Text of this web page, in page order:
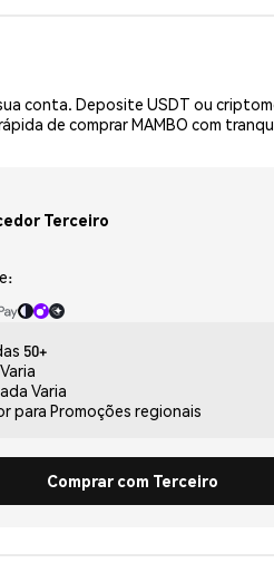
conta. Deposite USDT ou
de comprar MAMBO com
Terceiro
50+
Varia
Varia
para Promoções regionais
Comprar com Terceiro